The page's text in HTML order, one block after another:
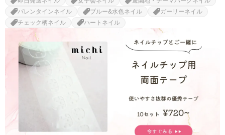
バレンタインネイル
ブルー&水色ネイル
ガーリーネイル
チェック柄ネイル
ハートネイル